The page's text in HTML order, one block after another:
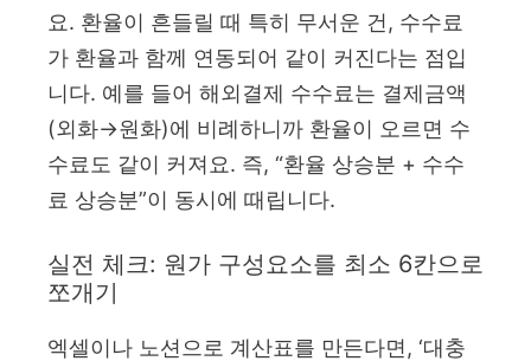
요. 환율이 흔들릴 때 특히 무서운 건, 수수료
가 환율과 함께 연동되어 같이 커진다는 점입
니다. 예를 들어 해외결제 수수료는 결제금액
(외화→원화)에 비례하니까 환율이 오르면 수
수료도 같이 커져요. 즉, “환율 상승분 + 수수
료 상승분”이 동시에 때립니다.
실전 체크: 원가 구성요소를 최소 6칸으로
쪼개기
엑셀이나 노션으로 계산표를 만든다면, ‘대충